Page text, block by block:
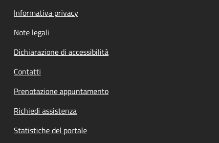
Informativa privacy
Note legali
Dichiarazione di accessibilità
Contatti
Prenotazione appuntamento
Richiedi assistenza
Statistiche del portale